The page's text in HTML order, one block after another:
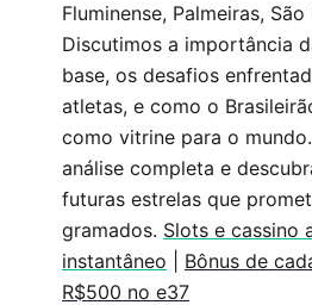
Fluminense, Palmeiras,
Discutimos a importância
base, os desafios
atletas, e como o
como vitrine para o
análise completa e
futuras estrelas que
gramados. Slots e cassino
instantâneo
Bônus de
R$500 no e37